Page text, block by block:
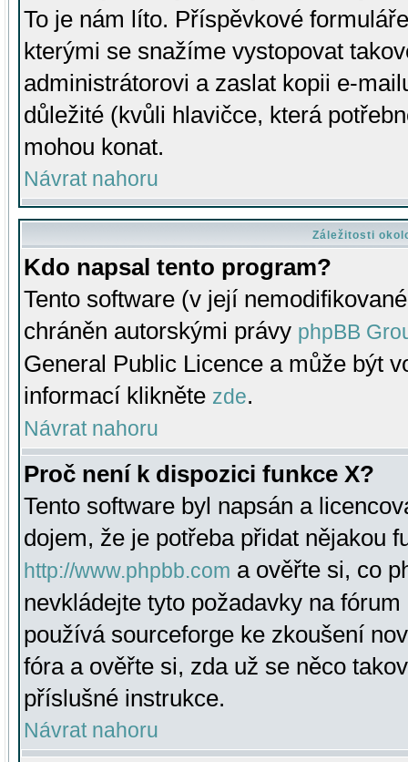
To je nám líto. Příspěvkové
kterými se snažíme vystopovat
administrátorovi a zaslat kopii e-
důležité (kvůli hlavičce, která
mohou konat.
Návrat nahoru
Záležitosti
Kdo napsal tento program?
Tento software (v její
chráněn autorskými právy phpBB
General Public Licence a může být
informací klikněte zde.
Návrat nahoru
Proč není k dispozici funkce X?
Tento software byl napsán a
dojem, že je potřeba přidat nějakou
http://www.phpbb.com a ověřte si, co
nevkládejte tyto požadavky na
používá sourceforge ke zkoušení
fóra a ověřte si, zda už se něco
příslušné instrukce.
Návrat nahoru